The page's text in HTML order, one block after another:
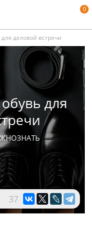
0
деловой встречи
для
37